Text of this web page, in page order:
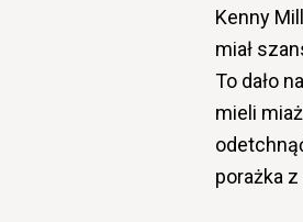
Kenny
miał
To dało
mieli
porażka